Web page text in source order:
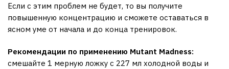
Если с этим проблем не будет, то вы получите
повышенную концентрацию и сможете оставаться в
ясном уме от начала и до конца тренировок.
Рекомендации по применению Mutant Madness:
смешайте 1 мерную ложку с 227 мл холодной воды и